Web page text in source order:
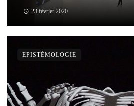
23 février 2020
EPISTÉMOLOGIE